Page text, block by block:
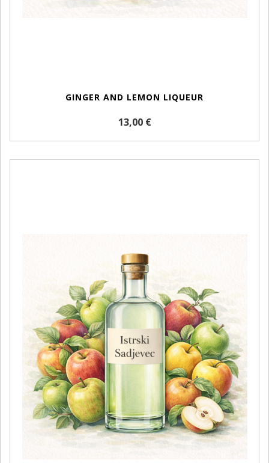
GINGER AND LEMON LIQUEUR
13,00 €